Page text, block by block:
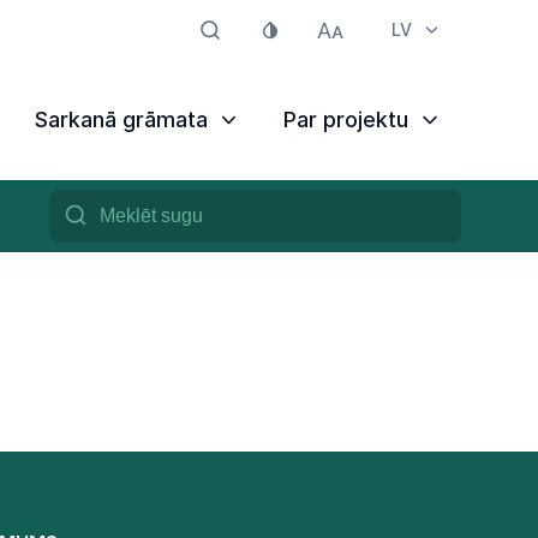
LV
Sarkanā grāmata Par projektu